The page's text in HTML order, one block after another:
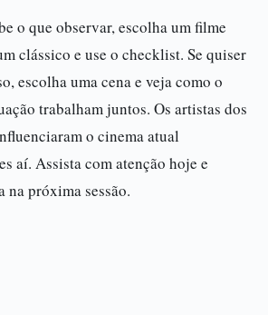
o que observar, escolha um filme
clássico e use o checklist. Se quiser
escolha uma cena e veja como o
trabalham juntos. Os artistas dos
o cinema atual
aí. Assista com atenção hoje e
na próxima sessão.